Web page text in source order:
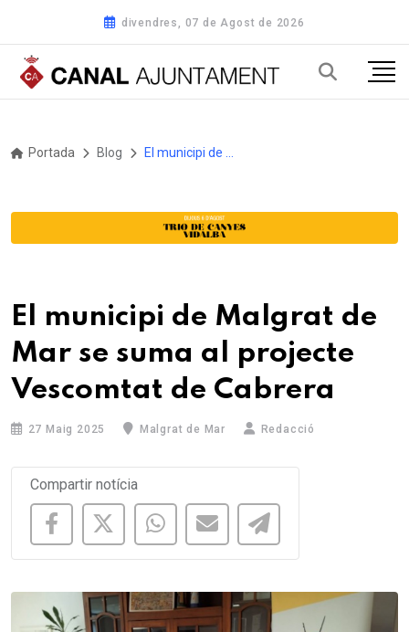
divendres, 07 de Agost de 2026
Portada Blog
El municipi de Malgrat de
Mar se suma al projecte
Vescomtat de Cabrera
27 Maig 2025 Malgrat de Mar Redacció
Compartir notícia